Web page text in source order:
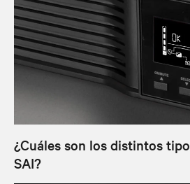
¿Cuáles son los distintos
SAI?